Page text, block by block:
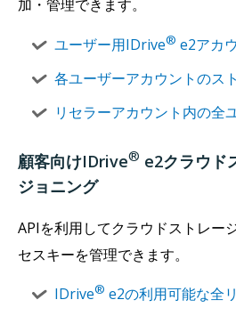
加・管理できます。
ユーザー用IDrive® e2アカ
各ユーザーアカウントのス
リセラーアカウント内の全
顧客向けIDrive® e2クラウド
ジョニング
APIを利用してクラウドストレー
セスキーを管理できます。
IDrive® e2の利用可能な全